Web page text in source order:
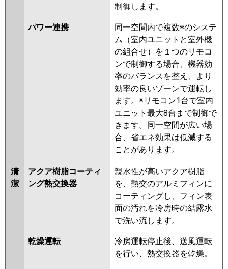
RPK-GP160RHNG4
GP160RSHG9 RPK-GP160RHNG3
RPK-GP160RSHG8 RPK-
GP160RHNG2 RPK-GP160RSHG7
RPK-GP160RHNG1
RPK-
GP160RSHG6 RPK-GP160RSHG5
RPK-GP160RHNG RPK-
GP160RSHG4 RPK-AP160HNG9-
RPK-AP160HNG9 RPK-
GP160RSHG3
FDKV1605HTA5SA
FDKV1605HTA5S
パナソニック
制御します。
パワー連携
同一空間内で複数※のシステ
ム（室内ユニットと室外機
の組合せ）を１つのリモコ
ンで制御する場合、機器効
率のバランスを整え、より
効率の良いゾーンで運転し
ます。※リモコン1台で室内
ユニット最大8台まで制御で
きます。同一空間が広い場
合、省エネ効果は低減する
ことがあります。
清
潔
アクア樹脂コーティ
ング熱交換器
親水性が高いアクア樹脂
を、熱交のアルミフィンに
コーティングし、フィン表
面の汚れを冷房時の結露水
で洗い流します。
乾燥運転
冷房運転停止後、送風運転
を行い、熱交換器を乾燥。